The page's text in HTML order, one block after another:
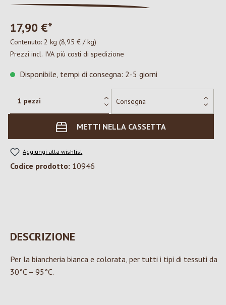
17,90 €*
Contenuto: 2 kg (8,95 € / kg)
Prezzi incl. IVA più costi di spedizione
Disponibile, tempi di consegna: 2-5 giorni
METTI NELLA CASSETTA
Aggiungi alla wishlist
Codice prodotto: 10946
DESCRIZIONE
Per la biancheria bianca e colorata, per tutti i tipi di tessuti da
30°C – 95°C.